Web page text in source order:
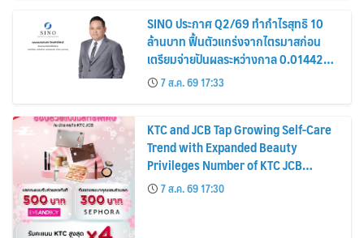
SINO ประกาศ Q2/69 ทำกำไรสุทธิ 10
ล้านบาท ฟื้นตัวแกร่งจากไตรมาสก่อน
เตรียมจ่ายปันผลระหว่างกาล 0.014423
บาทต่อหุ้น ครึ่งปีหลังมุ่งเติบโตต่อเนื่อง
7 ส.ค. 69 17:33
KTC and JCB Tap Growing Self-Care
Trend with Expanded Beauty
Privileges Number of KTC JCB
Cardmembers Spending on
Cosmetics Rises 26%
7 ส.ค. 69 17:30